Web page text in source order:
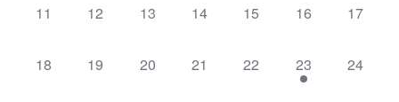
0 Veranstaltungen,
11 0 Veranstaltungen,
12 0 Veranstaltungen,
13 0 Veranstaltungen,
14 0 Veranstaltungen,
15 0
16 0
17
0 Veranstaltungen,
18 0 Veranstaltungen,
19 0 Veranstaltungen,
20 0 Veranstaltungen,
21 0 Veranstaltungen,
22 2
23 0
24